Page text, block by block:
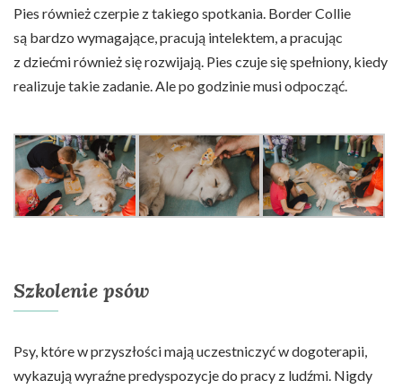
Pies również czerpie z takiego spotkania. Border Collie
są bardzo wymagające, pracują intelektem, a pracując
z dziećmi również się rozwijają. Pies czuje się spełniony, kiedy
realizuje takie zadanie. Ale po godzinie musi odpocząć.
Szkolenie psów
Psy, które w przyszłości mają uczestniczyć w dogoterapii,
wykazują wyraźne predyspozycje do pracy z ludźmi. Nigdy